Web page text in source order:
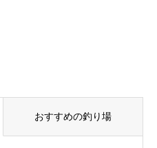
おすすめの釣り場